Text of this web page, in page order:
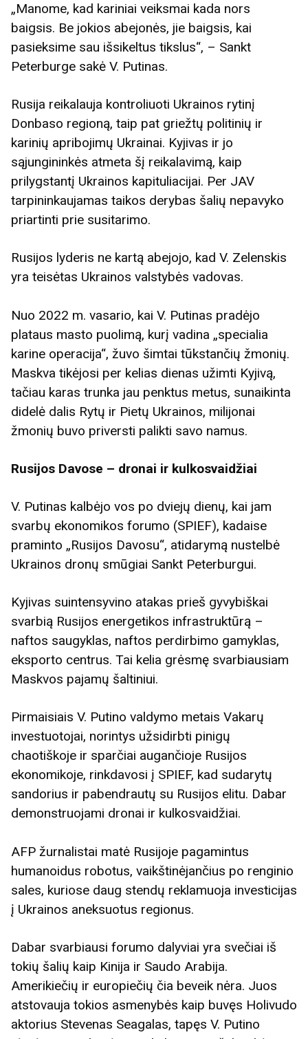
„Manome, kad kariniai veiksmai kada nors
baigsis. Be jokios abejonės, jie baigsis, kai
pasieksime sau išsikeltus tikslus“, – Sankt
Peterburge sakė V. Putinas.
Rusija reikalauja kontroliuoti Ukrainos rytinį
Donbaso regioną, taip pat griežtų politinių ir
karinių apribojimų Ukrainai. Kyjivas ir jo
sąjungininkės atmeta šį reikalavimą, kaip
prilygstantį Ukrainos kapituliacijai. Per JAV
tarpininkaujamas taikos derybas šalių nepavyko
priartinti prie susitarimo.
Rusijos lyderis ne kartą abejojo, kad V. ​​Zelenskis
yra teisėtas Ukrainos valstybės vadovas.
Nuo 2022 m. vasario, kai V. Putinas pradėjo
plataus masto puolimą, kurį vadina „specialia
karine operacija“, žuvo šimtai tūkstančių žmonių.
Maskva tikėjosi per kelias dienas užimti Kyjivą,
tačiau karas trunka jau penktus metus, sunaikinta
didelė dalis Rytų ir Pietų Ukrainos, milijonai
žmonių buvo priversti palikti savo namus.
Rusijos Davose – dronai ir kulkosvaidžiai
V. Putinas kalbėjo vos po dviejų dienų, kai jam
svarbų ekonomikos forumo (SPIEF), kadaise
praminto „Rusijos Davosu“, atidarymą nustelbė
Ukrainos dronų smūgiai Sankt Peterburgui.
Kyjivas suintensyvino atakas prieš gyvybiškai
svarbią Rusijos energetikos infrastruktūrą –
naftos saugyklas, naftos perdirbimo gamyklas,
eksporto centrus. Tai kelia grėsmę svarbiausiam
Maskvos pajamų šaltiniui.
Pirmaisiais V. Putino valdymo metais Vakarų
investuotojai, norintys užsidirbti pinigų
chaotiškoje ir sparčiai augančioje Rusijos
ekonomikoje, rinkdavosi į SPIEF, kad sudarytų
sandorius ir pabendrautų su Rusijos elitu. Dabar
demonstruojami dronai ir kulkosvaidžiai.
AFP žurnalistai matė Rusijoje pagamintus
humanoidus robotus, vaikštinėjančius po renginio
sales, kuriose daug stendų reklamuoja investicijas
į Ukrainos aneksuotus regionus.
Dabar svarbiausi forumo dalyviai yra svečiai iš
tokių šalių kaip Kinija ir Saudo Arabija.
Amerikiečių ir europiečių čia beveik nėra. Juos
atstovauja tokios asmenybės kaip buvęs Holivudo
aktorius Stevenas Seagalas, tapęs V. Putino